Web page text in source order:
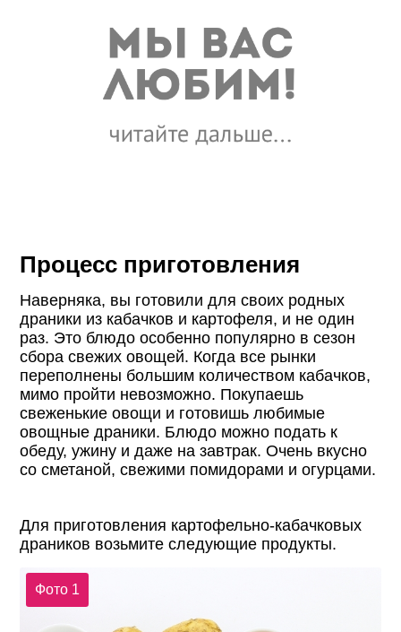
Процесс приготовления
Наверняка, вы готовили для своих родных
драники из кабачков и картофеля, и не один
раз. Это блюдо особенно популярно в сезон
сбора свежих овощей. Когда все рынки
переполнены большим количеством кабачков,
мимо пройти невозможно. Покупаешь
свеженькие овощи и готовишь любимые
овощные драники. Блюдо можно подать к
обеду, ужину и даже на завтрак. Очень вкусно
со сметаной, свежими помидорами и огурцами.
Для приготовления картофельно-кабачковых
драников возьмите следующие продукты.
Фото 1